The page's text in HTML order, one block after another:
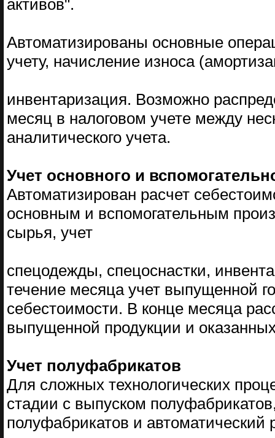
активов".
Автоматизированы основные
учету, начисление износа
инвентаризация. Возможно
месяц в налоговом учете между
аналитического учета.
Учет основного и
Автоматизирован расчет
основным и вспомогательным
сырья, учет
спецодежды, спецоснастки,
течение месяца учет выпущенной
себестоимости. В конце месяца
выпущенной продукции и оказанных
Учет полуфабрикатов
Для сложных технологических
стадии с выпуском
полуфабрикатов и автоматический